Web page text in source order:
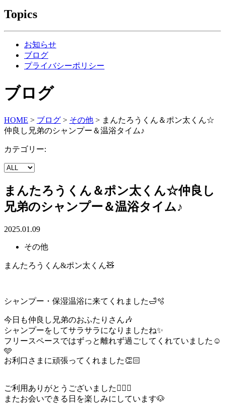
Topics
お知らせ
ブログ
プライバシーポリシー
ブログ
HOME > ブログ > その他 > まんたろうくん＆ポン太くん☆
仲良し兄弟のシャンプー＆温浴タイム♪
カテゴリー:
まんたろうくん＆ポン太くん☆仲良し
兄弟のシャンプー＆温浴タイム♪
2025.01.09
その他
まんたろうくん&ポン太くん🧸
シャンプー・保湿温浴に来てくれました🛁🫧
今日も仲良し兄弟のおふたりさん🎶
シャンプーをしてサラサラになりましたね✨
フリースペースではずっと離れず過ごしてくれていました☺️
🩵
お利口さまに頑張ってくれました👏🏻
ご利用ありがとうございました🙇🏻‍♀️
またお会いできる日を楽しみにしています🐶